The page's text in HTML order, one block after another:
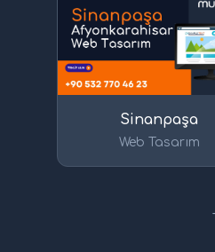
Sinanpaşa
Web Tasarım